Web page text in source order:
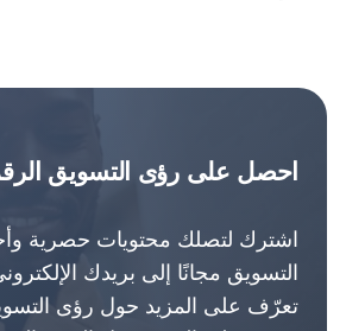
احصل على رؤى التسويق
اشترك لتصلك محتويات حصرية
التسويق مجانًا إلى بريدك
تعرّف على المزيد حول رؤى